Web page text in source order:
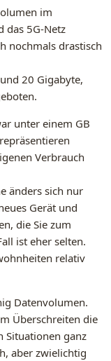
im
das 5G-Netz
nochmals drastisch
20 Gigabyte,
unter einem GB
Verbrauch
änders sich nur
Gerät und
die Sie zum
ist eher selten.
relativ
Datenvolumen.
Überschreiten die
Situationen ganz
aber zwielichtig